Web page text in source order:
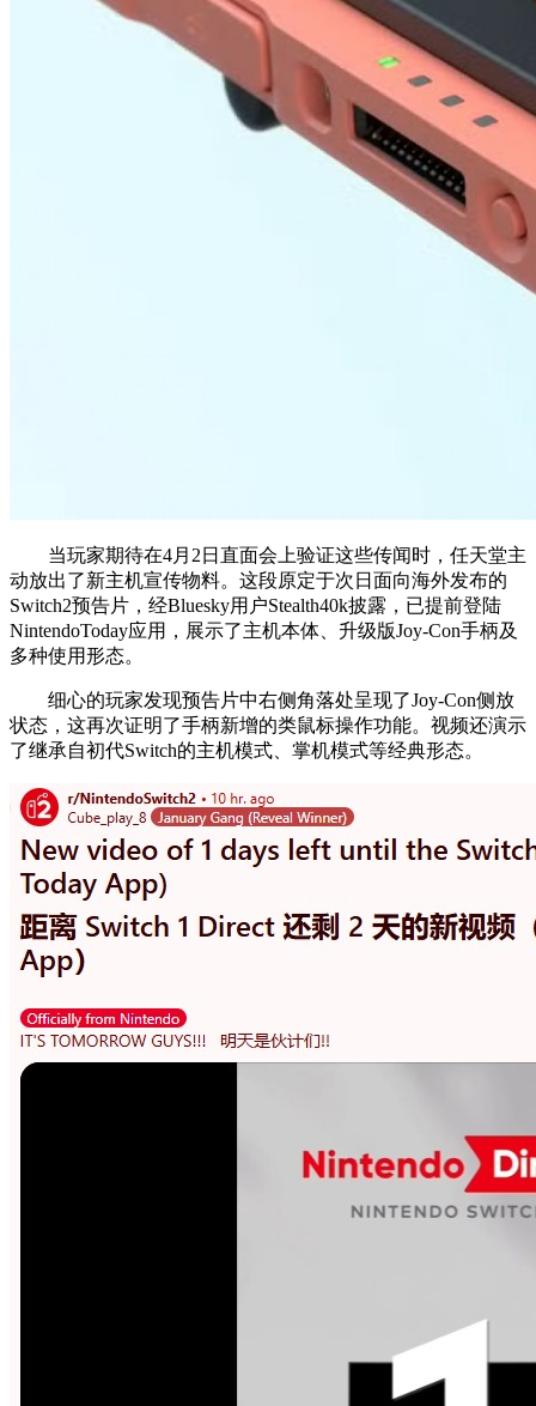
当玩家期待在4月2日直面会上验证这些传闻时，任天堂主
动放出了新主机宣传物料。这段原定于次日面向海外发布的
Switch2预告片，经Bluesky用户Stealth40k披露，已提前登陆
NintendoToday应用，展示了主机本体、升级版Joy-Con手柄及
多种使用形态。
细心的玩家发现预告片中右侧角落处呈现了Joy-Con侧放
状态，这再次证明了手柄新增的类鼠标操作功能。视频还演示
了继承自初代Switch的主机模式、掌机模式等经典形态。